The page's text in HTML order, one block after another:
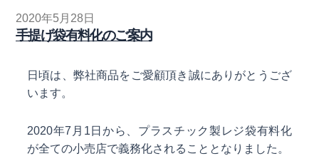
2020年5月28日
手提げ袋有料化のご案内
日頃は、弊社商品をご愛顧頂き誠にありがとうござ
います。
2020年7月1日から、プラスチック製レジ袋有料化
が全ての小売店で義務化されることとなりました。